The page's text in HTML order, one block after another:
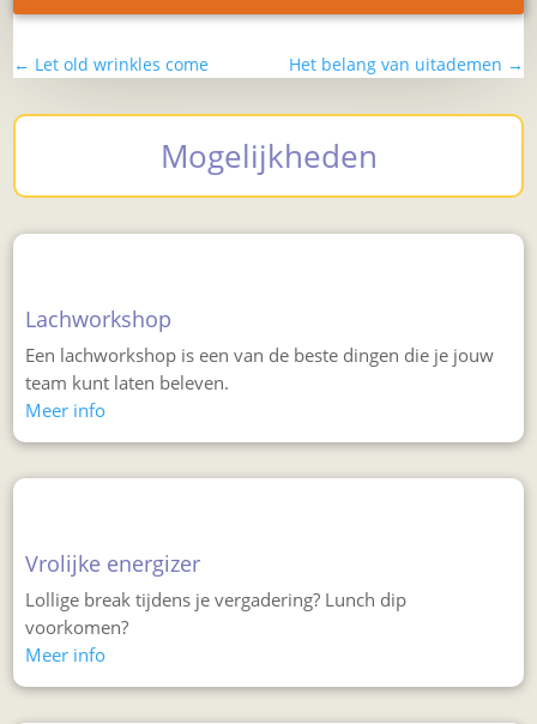
← Let old wrinkles come Het belang van uitademen →
Mogelijkheden
Lachworkshop
Een lachworkshop is een van de beste dingen die je jouw
team kunt laten beleven.
Meer info
Vrolijke energizer
Lollige break tijdens je vergadering? Lunch dip
voorkomen?
Meer info